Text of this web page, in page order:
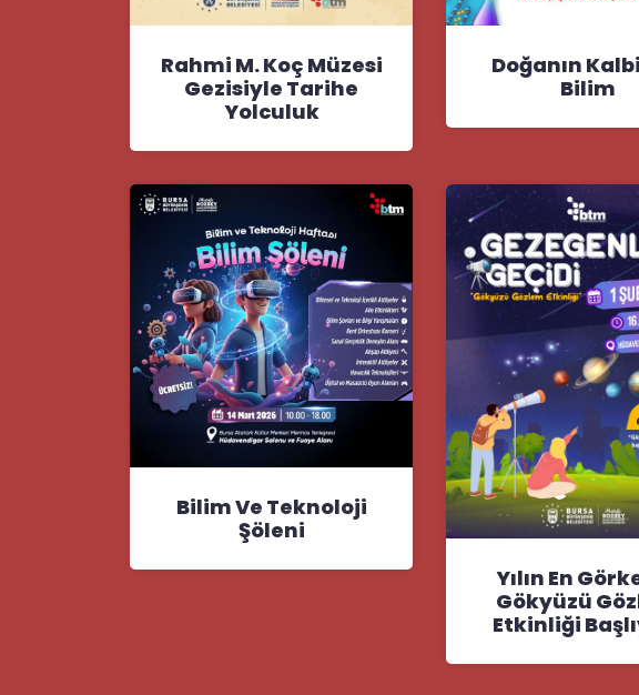
Rahmi M. Koç Müzesi
Gezisiyle Tarihe
Yolculuk
Doğanın
Bilim
Bilim Ve Teknoloji
Şöleni
Yılın En
Gökyüzü
Etkinliği